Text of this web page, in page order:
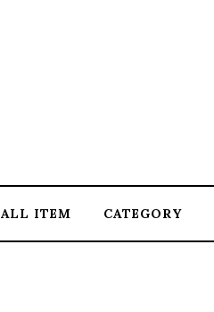
ALL ITEM CATEGORY